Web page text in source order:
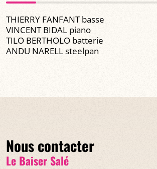
THIERRY FANFANT basse
VINCENT BIDAL piano
TILO BERTHOLO batterie
ANDU NARELL steelpan
Nous contacter
Le Baiser Salé